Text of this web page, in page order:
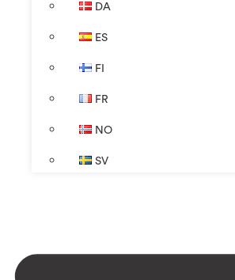
DA
ES
FI
FR
NO
SV